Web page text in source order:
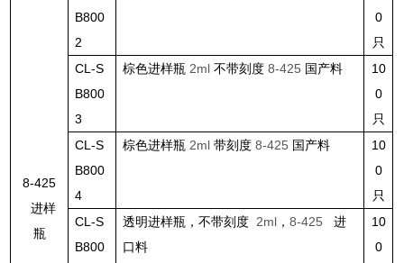
8-425
进样
瓶
B800
2
0
只
CL-S
B800
3
棕色进样瓶 2ml不带刻度 8-425 国产料
10
0
只
CL-S
B800
4
棕色进样瓶 2ml带刻度 8-425 国产料
10
0
只
CL-S
B800
透明进样瓶，不带刻度 2ml ，8-425
进
口料
10
0